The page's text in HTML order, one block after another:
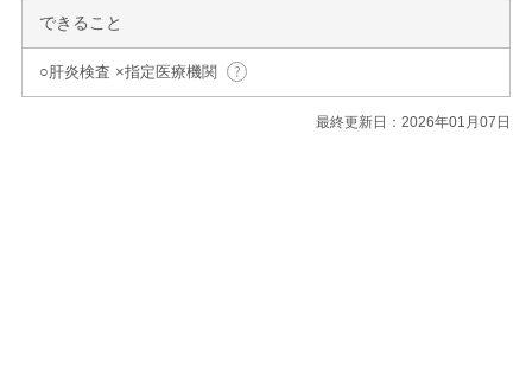
できること
○肝炎検査 ×指定医療機関
最終更新日：2026年01月07日